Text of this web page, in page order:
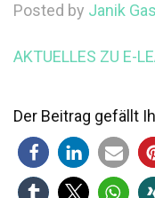
Posted by Janik
AKTUELLES ZU E-
Der Beitrag gefällt